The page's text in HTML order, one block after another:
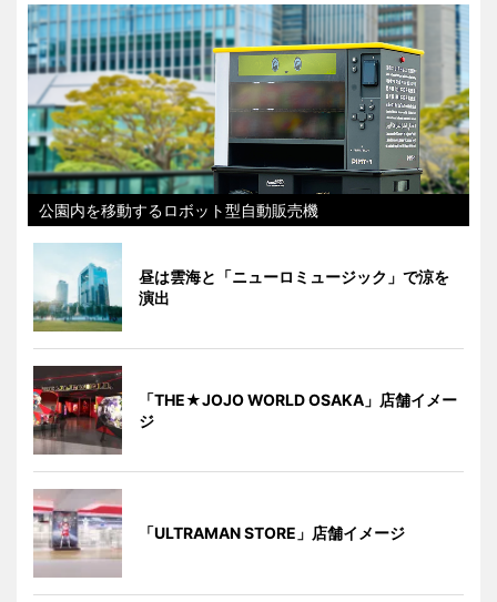
公園内を移動するロボット型自動販売機
昼は雲海と「ニューロミュージック」で涼を
演出
「THE★JOJO WORLD OSAKA」店舗イメー
ジ
「ULTRAMAN STORE」店舗イメージ